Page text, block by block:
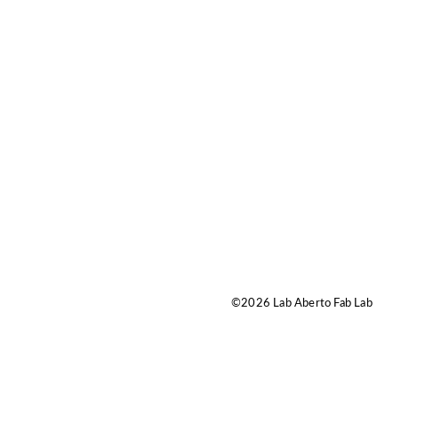
©2026 Lab Aberto Fab Lab